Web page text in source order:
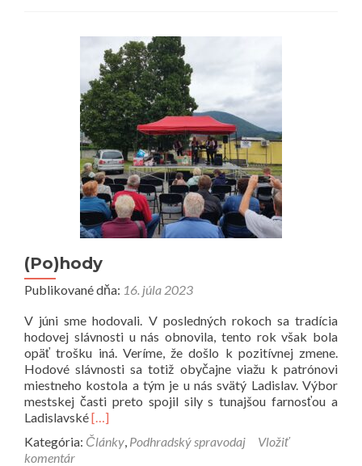
navyše
(Po)hody
Publikované dňa: 16. júla 2023
V júni sme hodovali. V posledných rokoch sa tradícia
hodovej slávnosti u nás obnovila, tento rok však bola
opäť trošku iná. Veríme, že došlo k pozitívnej zmene.
Hodové slávnosti sa totiž obyčajne viažu k patrónovi
miestneho kostola a tým je u nás svätý Ladislav. Výbor
mestskej časti preto spojil sily s tunajšou farnosťou a
LadislavskéPrečítať
viac
o
[…]
Kategória: Články, Podhradský spravodaj
Vložiť
komentár